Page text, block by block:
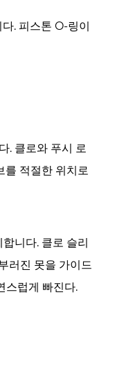
. 피스톤 O-링이
. 클로와 푸시 로
를 적절한 위치로
니다. 클로 슬리
러진 못을 가이드
스럽게 빠진다.